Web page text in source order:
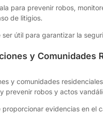
para prevenir robos,
de litigios.
ser útil para garantizar la
y Comunidades
y comunidades
y prevenir robos y actos
proporcionar evidencias en el